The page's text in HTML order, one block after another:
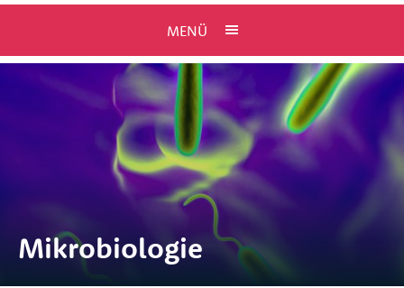
MENÜ
Mikrobiologie